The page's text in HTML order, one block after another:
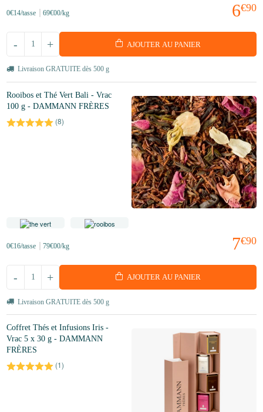
6€90
0€14/tasse 69€00/kg
+
- AJOUTER AU PANIER
Livraison GRATUITE dès 500 g
Rooibos et Thé Vert Bali - Vrac
100 g - DAMMANN FRÈRES
(8)
7€90
0€16/tasse 79€00/kg
+
- AJOUTER AU PANIER
Livraison GRATUITE dès 500 g
Coffret Thés et Infusions Iris -
Vrac 5 x 30 g - DAMMANN
FRÈRES
(1)